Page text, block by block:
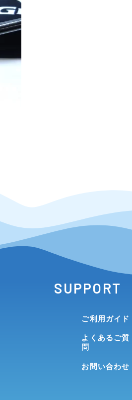
SUPPORT
ご利用ガイド
よくあるご質
問
お問い合わせ